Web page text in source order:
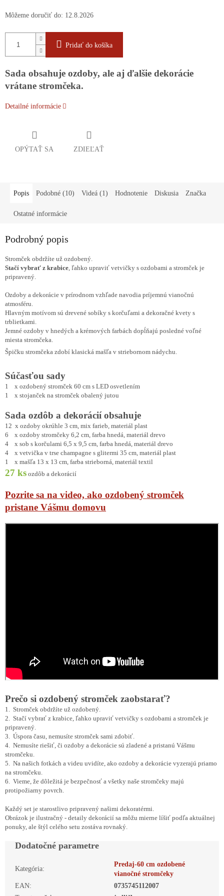
Môžeme doručiť do: 12.8.2026
Pridať do košíka
Sada obsahuje ozdoby, ale aj ďalšie dekorácie
vrátane stromčeka.
Detailné informácie
OPÝTAŤ SA ZDIEĽAŤ
Popis Podobné (10) Videá (1) Hodnotenie Diskusia Značka
Ostatné informácie
Podrobný popis
Stromček obdržíte už ozdobený.
Stačí vybrať z krabice , ľahko upraviť vetvičky s ozdobami a stromček je
pripravený.
Ozdoby a dekorácie v prírodnom vzhľade navodia príjemnú vianočnú
atmosféru.
Hlavným motívom sú drevené sobíky s korčuľami a dekoračné kvety s
trblietkami.
Jemné ozdoby v hnedých a krémových farbách dopĺňajú posledné voľné
miesta stromčeka.
Špičku stromčeka zdobí klasická mašľa v striebornom nádychu.
Súčasťou sady
1 x ozdobený stromček 60 cm s LED osvetlením
1 x stojanček na stromček obalený jutou
Sada ozdôb a dekorácií obsahuje
12 x ozdoby okrúhle 3 cm, mix farieb, materiál plast
6 x ozdoby stromčeky 6,2 cm, farba hnedá, materiál drevo
4 x sob s korčulami 6,5 x 9,5 cm, farba hnedá, materiál drevo
4 x vetvička v trse champagne s glitermi 35 cm, materiál plast
1 x mašľa 13 x 13 cm, farba strieborná, materiál textil
27 ks ozdôb a dekorácií
Pozrite sa na video, ako ozdobený stromček
pristane Vášmu domovu
Prečo si ozdobený stromček zaobstarať?
1. Stromček obdržíte už ozdobený.
2. Stačí vybrať z krabice, ľahko upraviť vetvičky s ozdobami a stromček je
pripravený.
3. Úspora času, nemusíte stromček sami zdobiť.
4. Nemusíte riešiť, či ozdoby a dekorácie sú zladené a pristanú Vášmu
stromčeku.
5. Na našich fotkách a videu uvidíte, ako ozdoby a dekorácie vyzerajú priamo
na stromčeku.
6. Vieme, že dôležitá je bezpečnosť a všetky naše stromčeky majú
protipožiarny povrch.
Každý set je starostlivo pripravený našimi dekoratérmi.
Obrázok je ilustračný - detaily dekorácií sa môžu mierne líšiť podľa aktuálnej
ponuky, ale štýl celého setu zostáva rovnaký.
Dodatočné parametre
Kategória:
Predaj-60 cm ozdobené
vianočné stromčeky
EAN:
0735745112007